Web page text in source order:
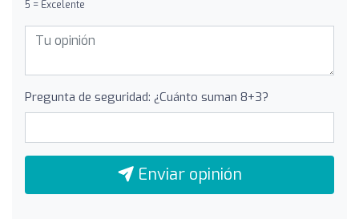
5 = Excelente
Pregunta de seguridad: ¿Cuánto suman 8+3?
Enviar opinión